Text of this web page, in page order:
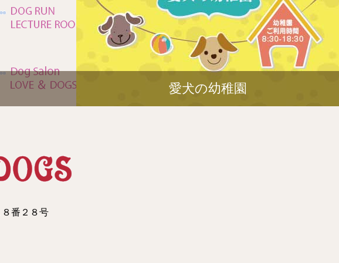
愛犬の幼稚園
８番２８号